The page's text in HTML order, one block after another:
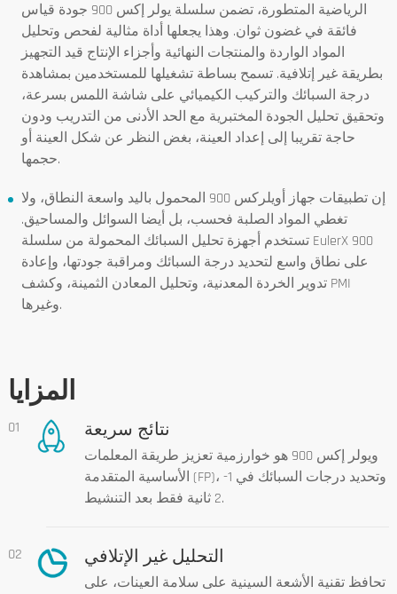
الرياضية المتطورة، تضمن سلسلة يولر إكس 900 جودة قياس
فائقة في غضون ثوان. وهذا يجعلها أداة مثالية لفحص وتحليل
المواد الواردة والمنتجات النهائية وأجزاء الإنتاج قيد التجهيز
بطريقة غير إتلافية. تسمح بساطة تشغيلها للمستخدمين بمشاهدة
درجة السبائك والتركيب الكيميائي على شاشة اللمس بسرعة،
وتحقيق تحليل الجودة المختبرية مع الحد الأدنى من التدريب ودون
حاجة تقريبا إلى إعداد العينة، بغض النظر عن شكل العينة أو
حجمها.
إن تطبيقات جهاز أويلركس 900 المحمول باليد واسعة النطاق، ولا
تغطي المواد الصلبة فحسب، بل أيضا السوائل والمساحيق.
تستخدم أجهزة تحليل السبائك المحمولة من سلسلة EulerX 900
على نطاق واسع لتحديد درجة السبائك ومراقبة جودتها، وإعادة
تدوير الخردة المعدنية، وتحليل المعادن الثمينة، وكشف PMI
وغيرها.
المزايا
01 نتائج سريعة
ويولر إكس 900 هو خوارزمية تعزيز طريقة المعلمات
الأساسية المتقدمة (FP)، وتحديد درجات السبائك في 1-
2 ثانية فقط بعد التنشيط.
02 التحليل غير الإتلافي
تحافظ تقنية الأشعة السينية على سلامة العينات، على